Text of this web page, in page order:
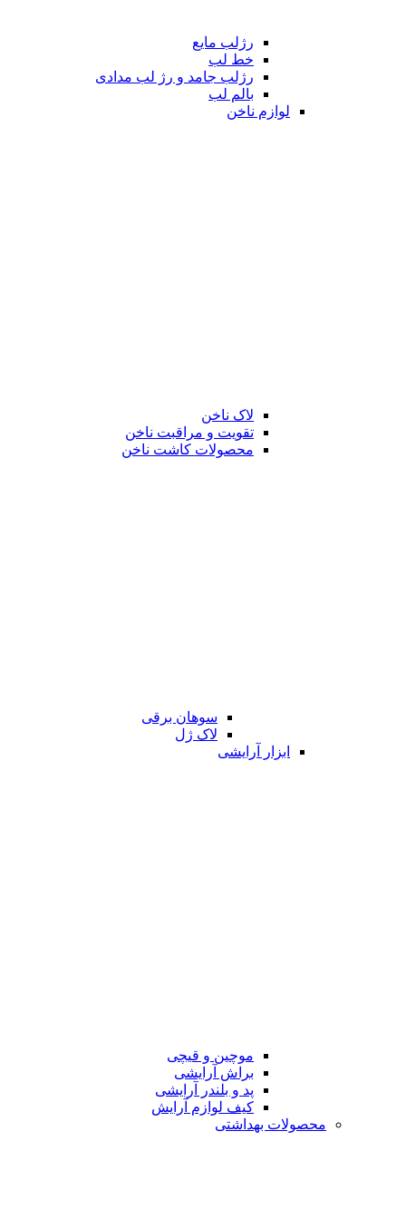
رژلب مایع
خط لب
رژلب جامد و رژ لب مدادی
بالم لب
لوازم ناخن
لاک ناخن
تقویت و مراقبت ناخن
محصولات کاشت ناخن
سوهان برقی
لاک ژل
ابزار آرایشی
موچین و قیچی
براش آرایشی
پد و بلندر آرایشی
کیف لوازم آرایش
محصولات بهداشتی